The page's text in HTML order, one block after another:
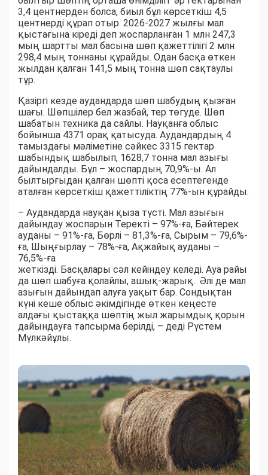
3,4 центнерден болса, биыл бұл көрсеткіш 4,5
центнерді құрап отыр. 2026-2027 жылғы мал
қыстағына кіреді деп жоспарланған 1 млн 247,3
мың шартты мал басына шөп қажеттілігі 2 млн
298,4 мың тоннаны құрайды. Одан басқа өткен
жылдан қалған 141,5 мың тонна шөп сақтаулы
тұр.
Қазіргі кезде аудандарда шөп шабудың қызған
шағы. Шөпшілер бел жазбай, тер төгуде. Шөп
шабатын техника да сайлы. Науқанға облыс
бойынша 4371 орақ қатысуда. Аудандардың 4
тамыздағы мәліметіне сәйкес 3315 гектар
шабындық шабылып, 1628,7 тонна мал азығы
дайындалды. Бұл – жоспардың 70,9%-ы. Ал
былтырғыдан қалған шөпті қоса есептегенде
аталған көрсеткіш қажеттіліктің 77%-ын құрайды.
– Аудандарда науқан қыза түсті. Мал азығын
дайындау жоспарын Теректі – 97%-ға, Бәйтерек
ауданы – 91%-ға, Бөрлі – 81,3%-ға, Сырым – 79,6%-
ға, Шыңғырлау – 78%-ға, Ақжайық ауданы –
76,5%-ға
жеткізді. Басқалары сәл кейіндеу келеді. Ауа райы
да шөп шабуға қолайлы, ашық-жарық. Әлі де мал
азығын дайындап алуға уақыт бар. Сондықтан
күні кеше облыс әкімдігінде өткен кеңесте
алдағы қыстаққа шөптің жыл жарымдық қорын
дайындауға тапсырма берілді, – деді Рүстем
Мүлкәйұлы.